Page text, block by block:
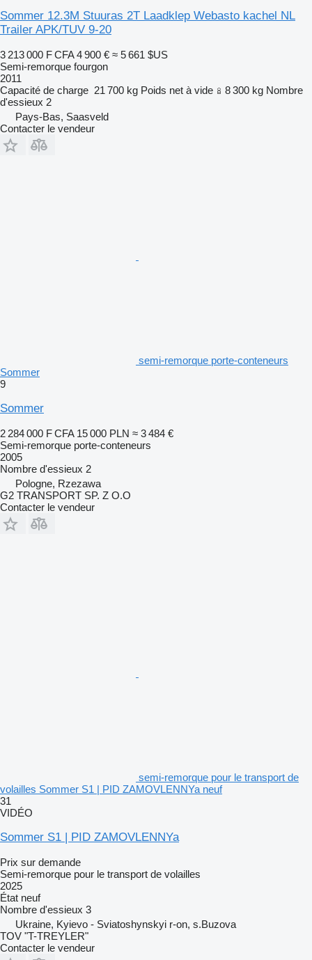
Sommer 12.3M Stuuras 2T Laadklep Webasto kachel NL
Trailer APK/TUV 9-20
3 213 000 F CFA 4 900 € ≈ 5 661 $US
Semi-remorque fourgon
2011
Capacité de charge 21 700 kg Poids net à vide 8 300 kg Nombre
d'essieux 2
Pays-Bas, Saasveld
Contacter le vendeur
semi-remorque porte-conteneurs
Sommer
9
Sommer
2 284 000 F CFA 15 000 PLN ≈ 3 484 €
Semi-remorque porte-conteneurs
2005
Nombre d'essieux 2
Pologne, Rzezawa
G2 TRANSPORT SP. Z O.O
Contacter le vendeur
semi-remorque pour le transport de
volailles Sommer S1 | PID ZAMOVLENNYa neuf
31
VIDÉO
Sommer S1 | PID ZAMOVLENNYa
Prix sur demande
Semi-remorque pour le transport de volailles
2025
État neuf
Nombre d'essieux 3
Ukraine, Kyievo - Sviatoshynskyi r-on, s.Buzova
TOV "T-TREYLER"
Contacter le vendeur